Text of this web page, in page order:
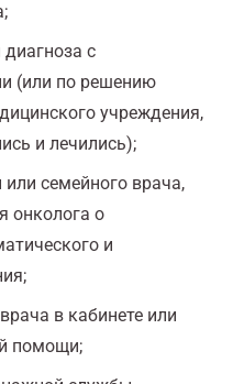
с
(или по решению
учреждения,
и лечились);
семейного врача,
онколога о
и
в кабинете или
помощи;